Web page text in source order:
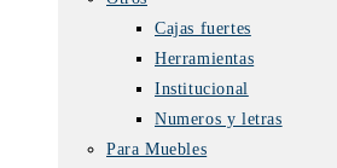
Cajas fuertes
Herramientas
Institucional
Numeros y letras
Para Muebles